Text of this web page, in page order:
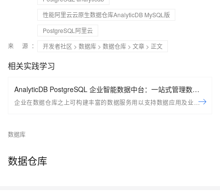
性能阿里云云原生数据仓库AnalyticDB MySQL版
PostgreSQL阿里云
来 源：
开发者社区 > 数据库 > 数据仓库 > 文章 > 正文
相关实践学习
AnalyticDB PostgreSQL 企业智能数据中台：一站式管理数据
服务资产
企业在数据仓库之上可构建丰富的数据服务用以支持数据应用及业务场
台之上快速构建起数据服务资产体系
数据库
数据仓库